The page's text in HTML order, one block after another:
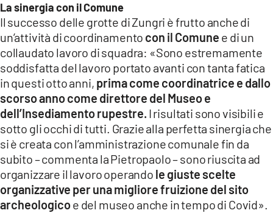
La sinergia con il Comune
Il successo delle grotte di Zungri è frutto anche di
un’attività di coordinamento con il Comune e di un
collaudato lavoro di squadra: «Sono estremamente
soddisfatta del lavoro portato avanti con tanta fatica
in questi otto anni, prima come coordinatrice e dallo
scorso anno come direttore del Museo e
dell’Insediamento rupestre. I risultati sono visibili e
sotto gli occhi di tutti. Grazie alla perfetta sinergia che
si è creata con l’amministrazione comunale fin da
subito – commenta la Pietropaolo – sono riuscita ad
organizzare il lavoro operando le giuste scelte
organizzative per una migliore fruizione del sito
archeologicoe del museo anche in tempo di Covid».